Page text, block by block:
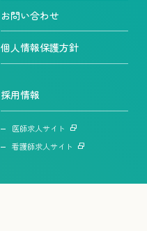
お問い合わせ
個人情報保護方針
採用情報
医師求人サイト
看護師求人サイト